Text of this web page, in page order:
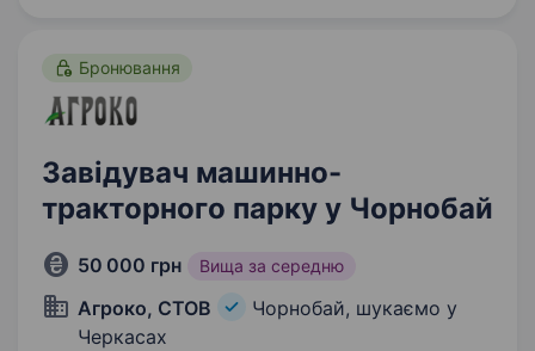
Бронювання
Завідувач машинно-
тракторного парку у Чорнобай
50 000 грн Вища за середню
Агроко, СТОВ
Чорнобай, шукаємо у
Черкасах